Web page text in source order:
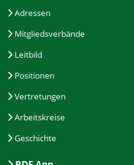
Adressen
Mitgliedsverbände
Leitbild
Positionen
Vertretungen
Arbeitskreise
Geschichte